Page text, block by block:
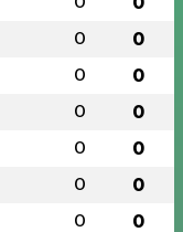
0 0
0 0
0 0
0 0
0 0
0 0